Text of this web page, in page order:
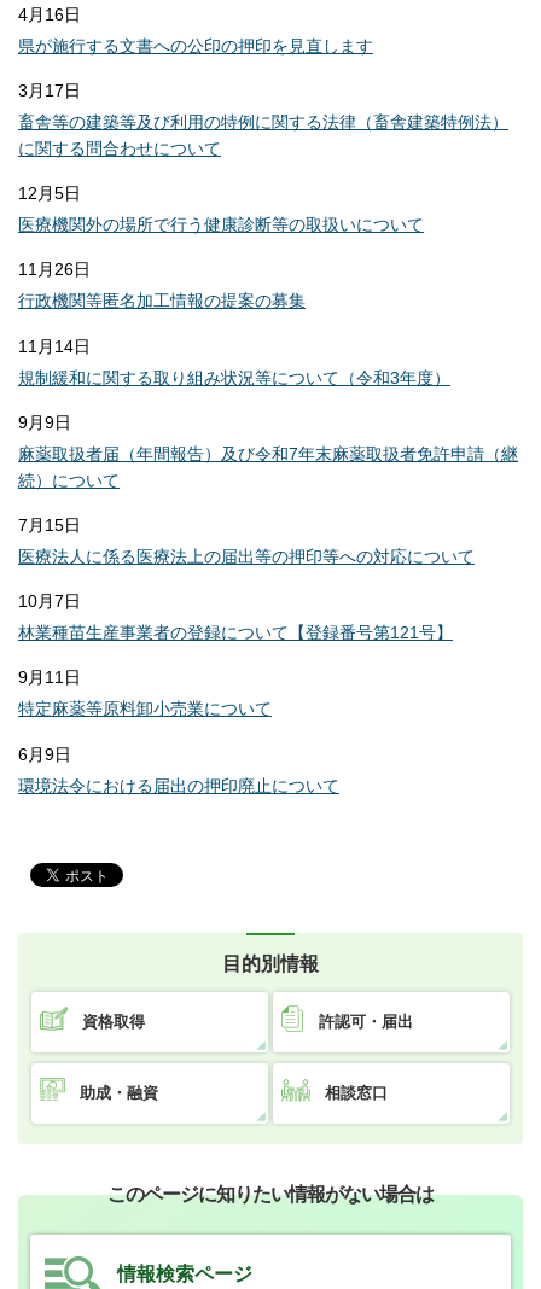
4月16日
県が施行する文書への公印の押印を見直します
3月17日
畜舎等の建築等及び利用の特例に関する法律（畜舎建築特例法）
に関する問合わせについて
12月5日
医療機関外の場所で行う健康診断等の取扱いについて
11月26日
行政機関等匿名加工情報の提案の募集
11月14日
規制緩和に関する取り組み状況等について（令和3年度）
9月9日
麻薬取扱者届（年間報告）及び令和7年末麻薬取扱者免許申請（継
続）について
7月15日
医療法人に係る医療法上の届出等の押印等への対応について
10月7日
林業種苗生産事業者の登録について【登録番号第121号】
9月11日
特定麻薬等原料卸小売業について
6月9日
環境法令における届出の押印廃止について
目的別情報
資格取得 許認可・届出
助成・融資 相談窓口
このページに知りたい情報がない場合は
情報検索ページ